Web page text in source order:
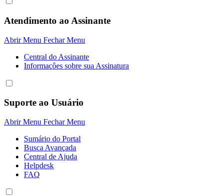
Atendimento ao Assinante
Abrir Menu Fechar Menu
Central do Assinante
Informaçôes sobre sua Assinatura
Suporte ao Usuário
Abrir Menu Fechar Menu
Sumário do Portal
Busca Avançada
Central de Ajuda
Helpdesk
FAQ